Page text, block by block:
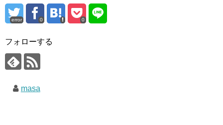
error 0 0
フォローする
masa